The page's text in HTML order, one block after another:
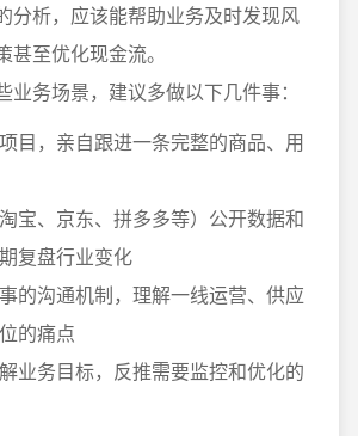
分析，应该能帮助业务及时发现风
至优化现金流。
业务场景，建议多做以下几件事：
目，亲自跟进一条完整的商品、用
宝、京东、拼多多等）公开数据和
复盘行业变化
的沟通机制，理解一线运营、供应
的痛点
业务目标，反推需要监控和优化的